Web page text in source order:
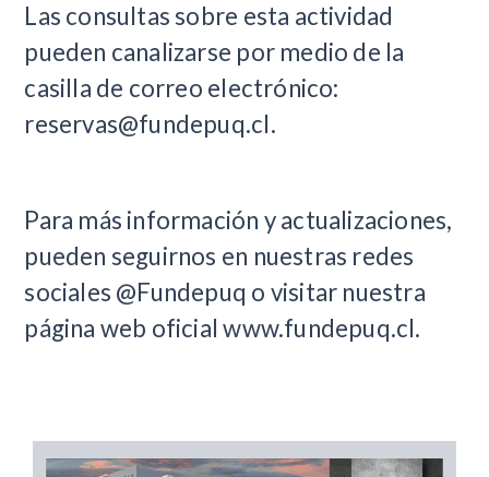
Las consultas sobre esta actividad
pueden canalizarse por medio de la
casilla de correo electrónico:
reservas@fundepuq.cl.
Para más información y actualizaciones,
pueden seguirnos en nuestras redes
sociales @Fundepuq o visitar nuestra
página web oficial www.fundepuq.cl.